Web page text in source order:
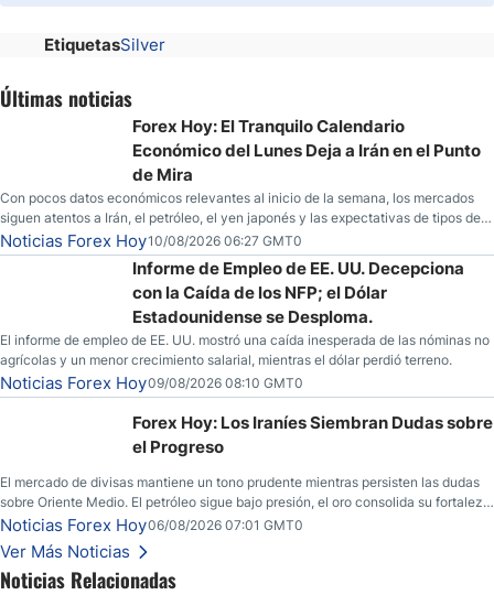
EtiquetasSilver
Últimas noticias
Forex Hoy: El Tranquilo Calendario
Económico del Lunes Deja a Irán en el Punto
de Mira
Con pocos datos económicos relevantes al inicio de la semana, los mercados
siguen atentos a Irán, el petróleo, el yen japonés y las expectativas de tipos de
la Fed.
Noticias Forex Hoy10/08/2026 06:27 GMT0
Informe de Empleo de EE. UU. Decepciona
con la Caída de los NFP; el Dólar
Estadounidense se Desploma.
El informe de empleo de EE. UU. mostró una caída inesperada de las nóminas no
agrícolas y un menor crecimiento salarial, mientras el dólar perdió terreno.
Noticias Forex Hoy09/08/2026 08:10 GMT0
Forex Hoy: Los Iraníes Siembran Dudas sobre
el Progreso
El mercado de divisas mantiene un tono prudente mientras persisten las dudas
sobre Oriente Medio. El petróleo sigue bajo presión, el oro consolida su fortaleza
y los operadores esperan nuevas referencias económicas desde Estados
Noticias Forex Hoy06/08/2026 07:01 GMT0
Ver Más Noticias
Noticias Relacionadas